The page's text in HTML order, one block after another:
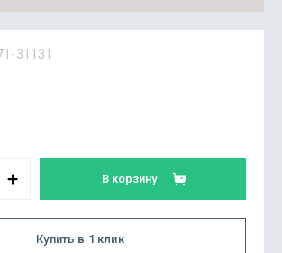
31131
В корзину
Купить в 1 клик